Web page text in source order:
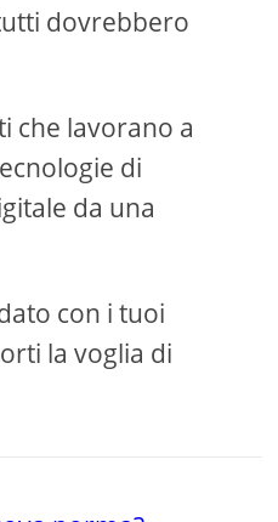
dovrebbero
che lavorano a
di
da una
con i tuoi
la voglia di